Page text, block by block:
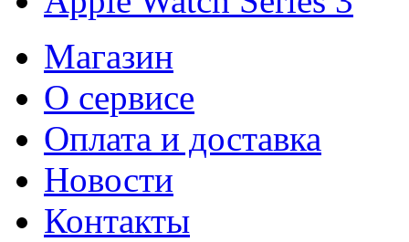
Магазин
О cервисе
Оплата и доставка
Новости
Контакты